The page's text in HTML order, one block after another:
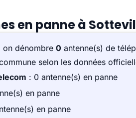
en panne à
dénombre 0 antenne(s) de
selon les données
: 0 antenne(s) en panne
en panne
en panne